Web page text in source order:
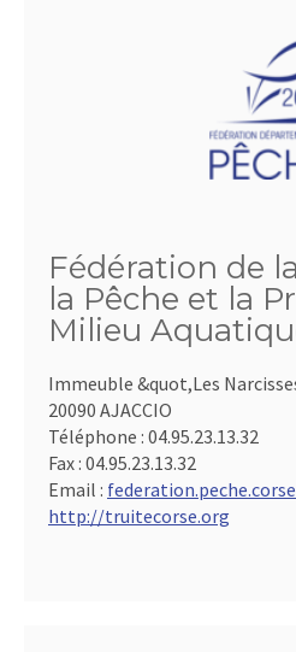
Fédération de
la Pêche et la
Milieu
Immeuble &quot,Les
20090 AJACCIO
Téléphone : 04.95.23.13.32
Fax : 04.95.23.13.32
Email :
http://truitecorse.org